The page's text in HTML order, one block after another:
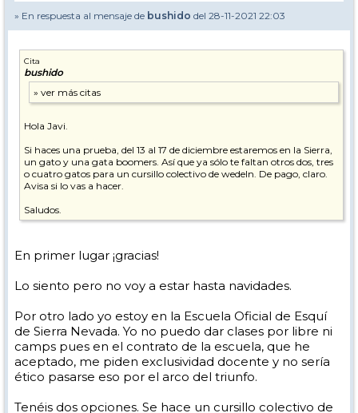
» En respuesta al mensaje de bushido del 28-11-2021 22:03
Cita
bushido
Hola Javi.
Si haces una prueba, del 13 al 17 de diciembre estaremos en la Sierra,
un gato y una gata boomers. Así que ya sólo te faltan otros dos, tres
o cuatro gatos para un cursillo colectivo de wedeln. De pago, claro.
Avisa si lo vas a hacer.
Saludos.
En primer lugar ¡gracias!
Lo siento pero no voy a estar hasta navidades.
Por otro lado yo estoy en la Escuela Oficial de Esquí
de Sierra Nevada. Yo no puedo dar clases por libre ni
camps pues en el contrato de la escuela, que he
aceptado, me piden exclusividad docente y no sería
ético pasarse eso por el arco del triunfo.
Tenéis dos opciones. Se hace un cursillo colectivo de